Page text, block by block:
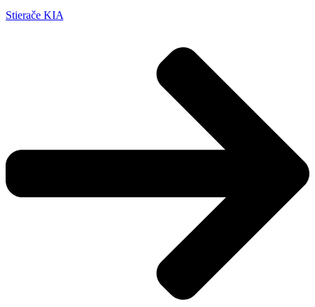
Stierače KIA